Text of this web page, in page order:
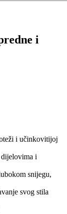
i
i učinkovitijoj
dijelovima i
snijegu,
svog stila